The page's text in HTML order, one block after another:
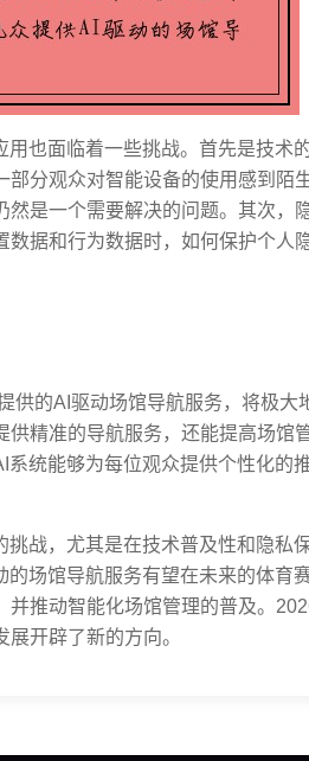
也面临着一些挑战。首先是技术
部分观众对智能设备的使用感到陌
然是一个需要解决的问题。其次，
据和行为数据时，如何保护个人
供的AI驱动场馆导航服务，将极大
供精准的导航服务，还能提高场馆
统能够为每位观众提供个性化的
战，尤其是在技术普及性和隐私
的场馆导航服务有望在未来的体育
推动智能化场馆管理的普及。
开辟了新的方向。